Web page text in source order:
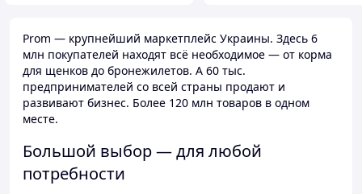
Prom — крупнейший маркетплейс Украины. Здесь 6
млн покупателей находят всё необходимое — от корма
для щенков до бронежилетов. А 60 тыс.
предпринимателей со всей страны продают и
развивают бизнес. Более 120 млн товаров в одном
месте.
Большой выбор — для любой
потребности